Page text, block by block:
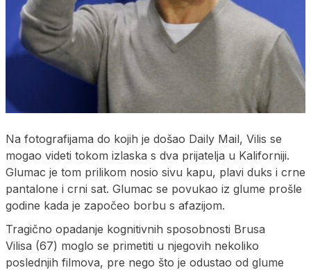
Na fotografijama do kojih je došao Daily Mail, Vilis se
mogao videti tokom izlaska s dva prijatelja u Kaliforniji.
Glumac je tom prilikom nosio sivu kapu, plavi duks i crne
pantalone i crni sat. Glumac se povukao iz glume prošle
godine kada je započeo borbu s afazijom.
Tragično opadanje kognitivnih sposobnosti Brusa
Vilisa (67) moglo se primetiti u njegovih nekoliko
poslednjih filmova, pre nego što je odustao od glume